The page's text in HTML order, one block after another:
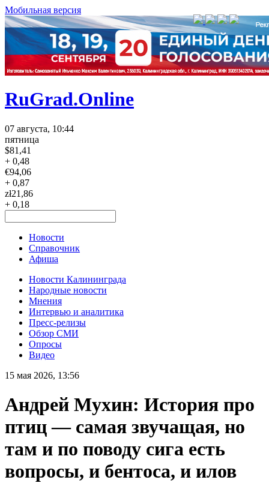
Мобильная версия
RuGrad.Online
07 августа, 10:44
пятница
$81,41
+ 0,48
€94,06
+ 0,87
zł21,86
+ 0,18
Новости
Справочник
Афиша
Новости Калининграда
Народные новости
Мнения
Интервью и аналитика
Пресс-релизы
Обзор СМИ
Опросы
Видео
15 мая 2026, 13:56
Андрей Мухин: История про
птиц — самая звучащая, но
там и по поводу сига есть
вопросы, и бентоса, и илов